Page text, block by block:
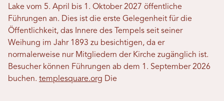
Lake vom 5. April bis 1. Oktober 2027 öffentliche
Führungen an. Dies ist die erste Gelegenheit für die
Öffentlichkeit, das Innere des Tempels seit seiner
Weihung im Jahr 1893 zu besichtigen, da er
normalerweise nur Mitgliedern der Kirche zugänglich ist.
Besucher können Führungen ab dem 1. September 2026
buchen. templesquare.org Die